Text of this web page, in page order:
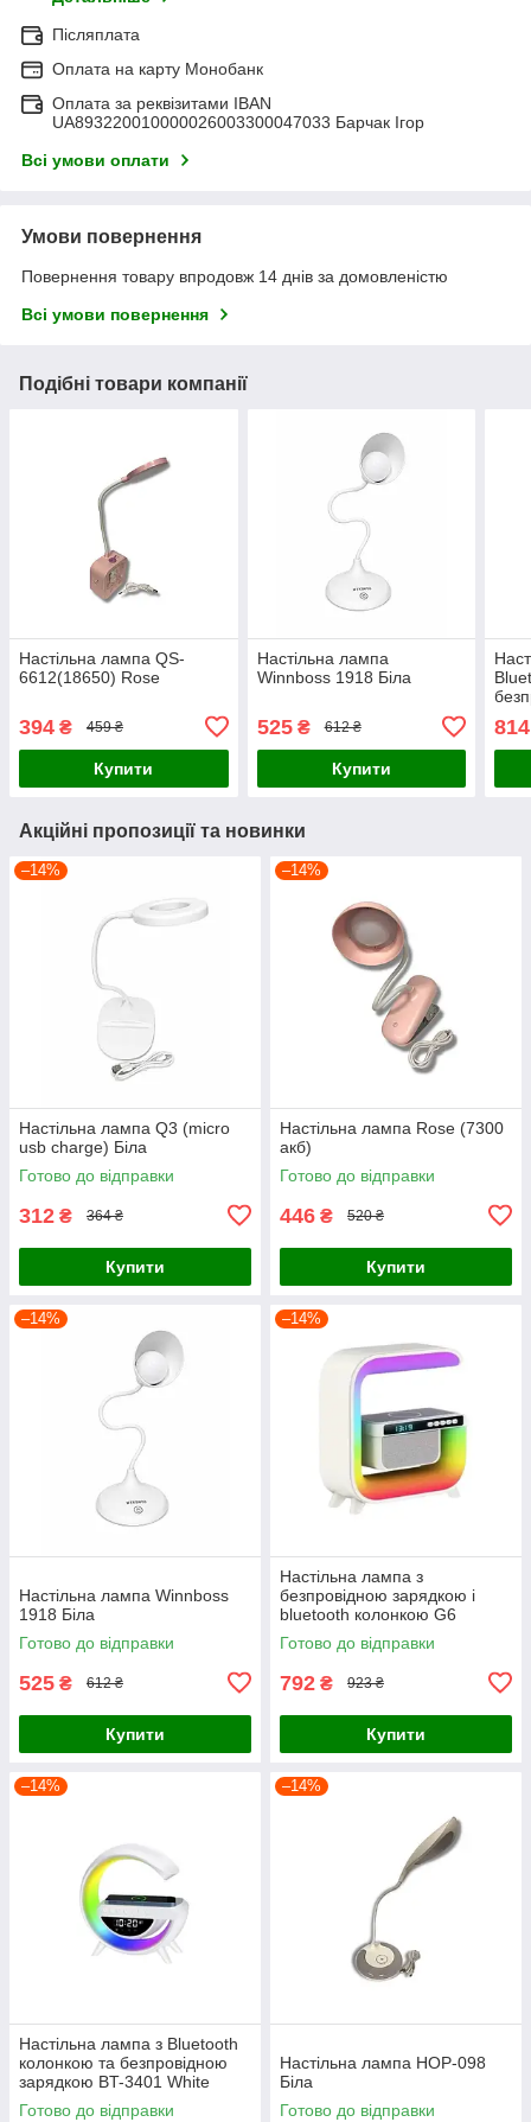
Післяплата
Оплата на карту Монобанк
Оплата за реквізитами IBAN
UA893220010000026003300047033 Барчак Ігор
Всі умови оплати
Умови повернення
Повернення товару впродовж 14 днів за домовленістю
Всі умови повернення
Подібні товари компанії
Настільна лампа QS-
6612(18650) Rose
394 ₴ 459 ₴
Купити
Настільна лампа
Winnboss 1918 Біла
525₴ 612 ₴
Купити
814
Акційні пропозиції та новинки
–14%
Настільна лампа Q3 (micro
usb charge) Біла
Готово до відправки
312 ₴ 364 ₴
Купити
–14%
Настільна лампа Rose (7300
акб)
Готово до відправки
446 ₴ 520 ₴
Купити
–14%
Настільна лампа Winnboss
1918 Біла
Готово до відправки
525 ₴ 612 ₴
Купити
–14%
Настільна лампа з
безпровідною зарядкою і
bluetooth колонкою G6
Готово до відправки
792 ₴ 923 ₴
Купити
–14%
Настільна лампа з Bluetooth
колонкою та безпровідною
зарядкою BT-3401 White
Готово до відправки
–14%
Настільна лампа HOP-098
Біла
Готово до відправки